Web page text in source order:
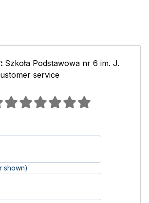
Szkoła Podstawowa nr 6 im. J.
service
shown)